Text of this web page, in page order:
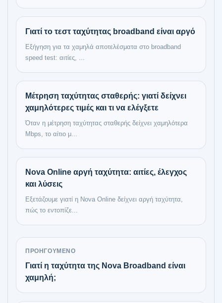
Γιατί το τεστ ταχύτητας broadband είναι αργό
Εξήγηση για τα χαμηλά αποτελέσματα στο broadband
speed test: αιτίες, ...
Μέτρηση ταχύτητας σταθερής: γιατί δείχνει
χαμηλότερες τιμές και τι να ελέγξετε
Όταν η μέτρηση ταχύτητας σταθερής δείχνει χαμηλότερα
Mbps, το αίτιο μ...
Nova Online αργή ταχύτητα: αιτίες, έλεγχος
και λύσεις
Εξετάζουμε γιατί η Nova Online δείχνει αργή ταχύτητα,
πώς το εντοπίζε...
ΠΡΟΗΓΟΎΜΕΝΟ
Γιατί η ταχύτητα της Nova Broadband είναι
χαμηλή;